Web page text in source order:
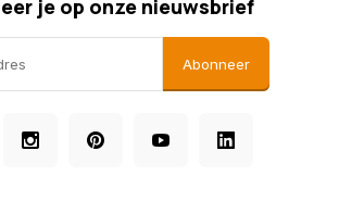
je op onze nieuwsbrief
Abonneer